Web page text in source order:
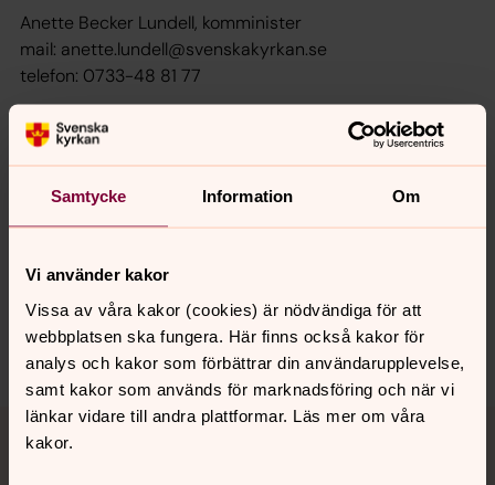
Samtycke Information Om
Vi använder kakor
Vissa av våra kakor (cookies) är nödvändiga för att
webbplatsen ska fungera. Här finns också kakor för
analys och kakor som förbättrar din användarupplevelse,
samt kakor som används för marknadsföring och när vi
länkar vidare till andra plattformar. Läs mer om våra
kakor.
Anette Becker Lundell, komminister
mail: anette.lundell@svenskakyrkan.se
telefon: 0733-48 81 77
Senast ändrad 28 maj 2026
innehåll?
bro.forsamling@svenskakyrkan.se
Dela
Tillbaka till toppen
Tillbaka till innehållet